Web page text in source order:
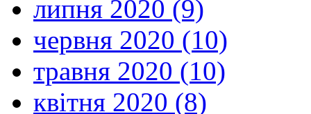
липня 2020 (9)
червня 2020 (10)
травня 2020 (10)
квітня 2020 (8)